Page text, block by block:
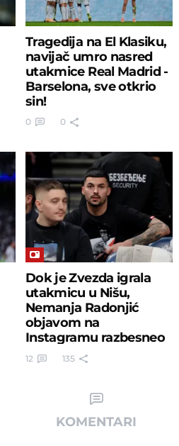
Tragedija na El Klasiku,
navijač umro nasred
utakmice Real Madrid -
Barselona, sve otkrio
sin!
0 0
Dok je Zvezda igrala
utakmicu u Nišu,
Nemanja Radonjić
objavom na
Instagramu razbesneo
Delije
12 135
KOMENTARI